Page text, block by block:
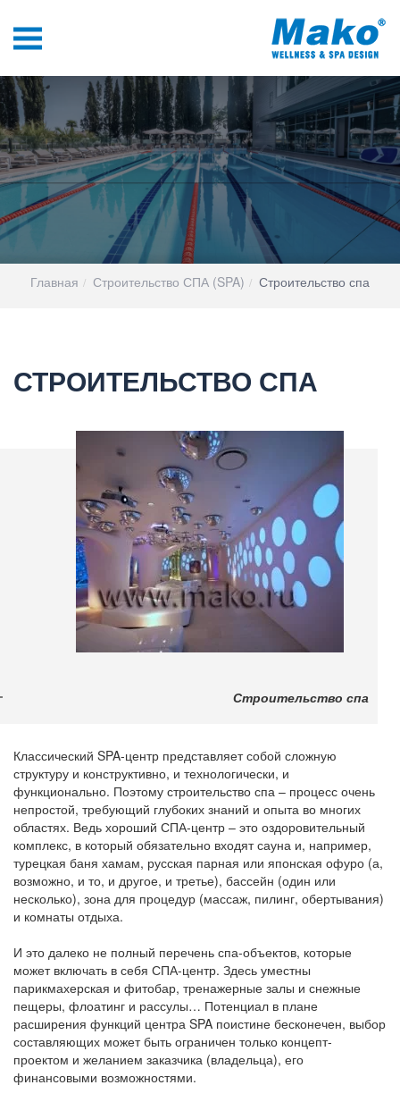
Главная Строительство СПА (SPA) Строительство спа
СТРОИТЕЛЬСТВО СПА
Строительство спа
Классический SPA-центр представляет собой сложную
структуру и конструктивно, и технологически, и
функционально. Поэтому строительство спа – процесс очень
непростой, требующий глубоких знаний и опыта во многих
областях. Ведь хороший СПА-центр – это оздоровительный
комплекс, в который обязательно входят сауна и, например,
турецкая баня хамам, русская парная или японская офуро (а,
возможно, и то, и другое, и третье), бассейн (один или
несколько), зона для процедур (массаж, пилинг, обертывания)
и комнаты отдыха.
И это далеко не полный перечень спа-объектов, которые
может включать в себя СПА-центр. Здесь уместны
парикмахерская и фитобар, тренажерные залы и снежные
пещеры, флоатинг и рассулы… Потенциал в плане
расширения функций центра SPA поистине бесконечен, выбор
составляющих может быть ограничен только концепт-
проектом и желанием заказчика (владельца), его
финансовыми возможностями.